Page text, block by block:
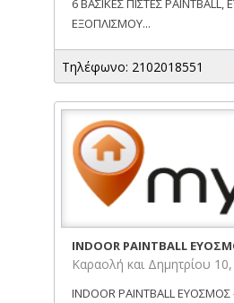
6 ΒΑΣΙΚΕΣ ΠΙΣΤΕΣ PAINTBALL,
ΕΞΟΠΛΙΣΜΟΥ...
Τηλέφωνο: 2102018551
INDOOR PAINTBALL
Καραολή και Δημητρίου
INDOOR PAINTBALL